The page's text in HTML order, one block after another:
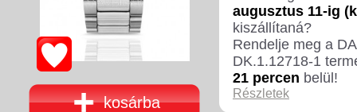
augusztus 11-ig
kiszállítaná?
Rendelje meg a
DK.1.12718-1
21 percen belül!
Részletek
kosárba